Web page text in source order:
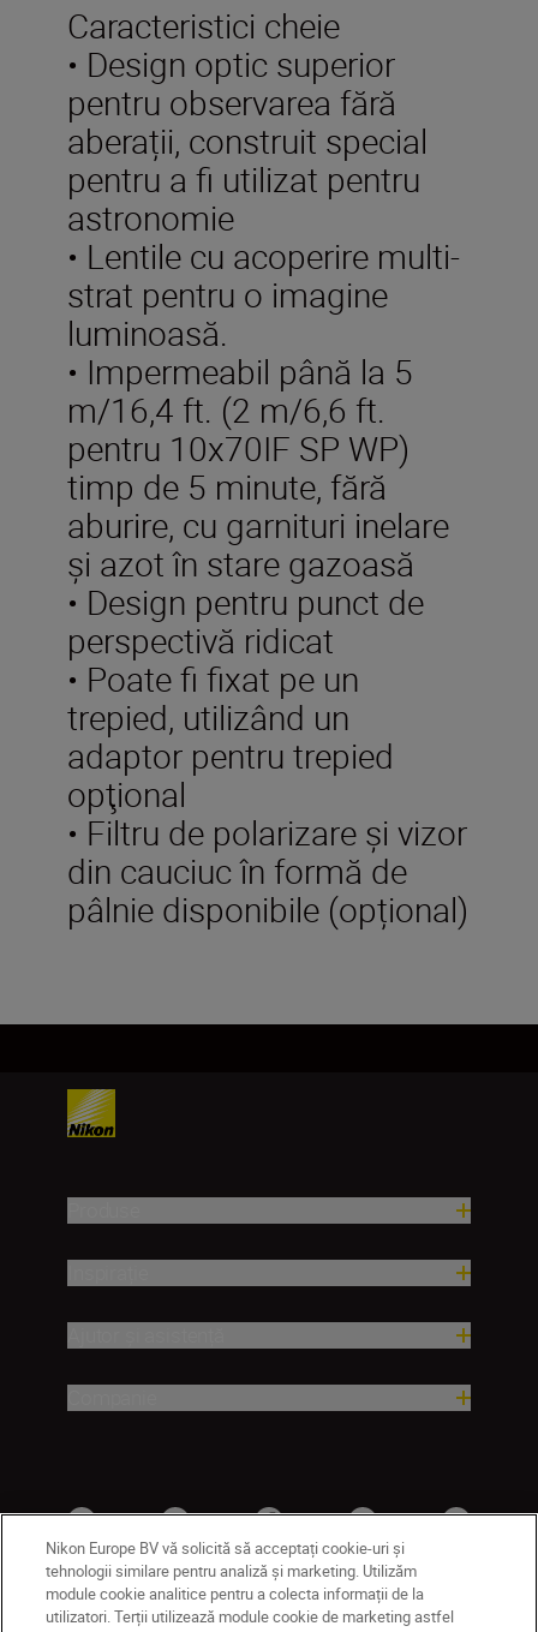
Caracteristici cheie
• Design optic superior
pentru observarea fără
aberații, construit special
pentru a fi utilizat pentru
astronomie
• Lentile cu acoperire multi-
strat pentru o imagine
luminoasă.
• Impermeabil până la 5
m/16,4 ft. (2 m/6,6 ft.
pentru 10x70IF SP WP)
timp de 5 minute, fără
aburire, cu garnituri inelare
şi azot în stare gazoasă
• Design pentru punct de
perspectivă ridicat
• Poate fi fixat pe un
trepied, utilizând un
adaptor pentru trepied
opţional
• Filtru de polarizare și vizor
din cauciuc în formă de
pâlnie disponibile (opțional)
Nikon Europe BV vă solicită să acceptați cookie-uri și
tehnologii similare pentru analiză și marketing. Utilizăm
module cookie analitice pentru a colecta informații de la
utilizatori. Terții utilizează module cookie de marketing astfel